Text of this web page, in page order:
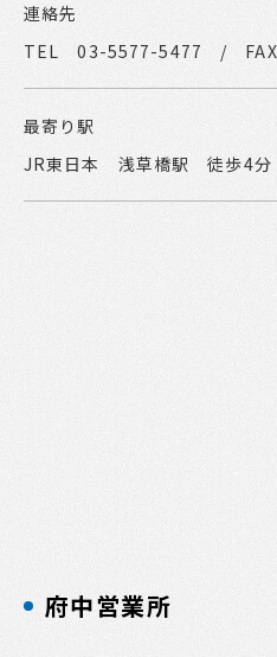
連絡先
TEL 03-5577-5477 /
最寄り駅
JR東日本 浅草橋駅 徒歩4分
府中営業所